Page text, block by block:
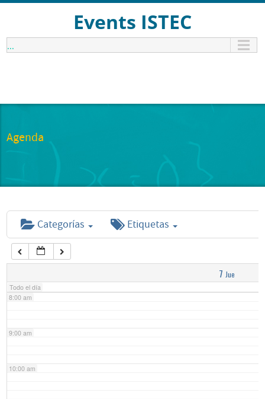
Events ISTEC
...
Agenda
Categorías Etiquetas
7 Jue
Todo el día
1:00 am
6:00 am
7:00 am
8:00 am
9:00 am
10:00 am